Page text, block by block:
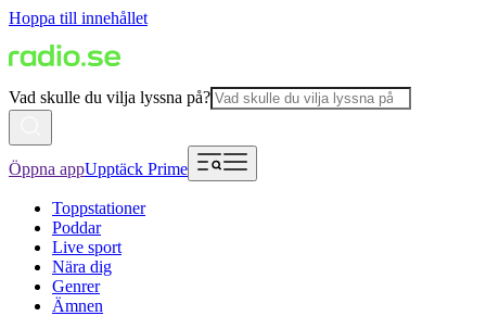
Hoppa till innehållet
Vad skulle du vilja lyssna på?
Öppna appUpptäck Prime
Toppstationer
Poddar
Live sport
Nära dig
Genrer
Ämnen